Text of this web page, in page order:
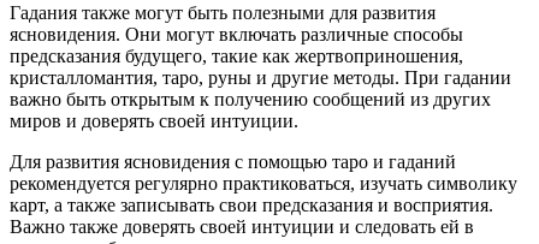
Гадания также могут быть полезными для развития
ясновидения. Они могут включать различные способы
предсказания будущего, такие как жертвоприношения,
кристалломантия, таро, руны и другие методы. При гадании
важно быть открытым к получению сообщений из других
миров и доверять своей интуиции.
Для развития ясновидения с помощью таро и гаданий
рекомендуется регулярно практиковаться, изучать символику
карт, а также записывать свои предсказания и восприятия.
Важно также доверять своей интуиции и следовать ей в